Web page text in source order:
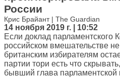
России
Крис Брайант | The Guardian
14 ноября 2019 г. | 10:52
Если доклад парламентского
российском вмешательстве
британским избирателям
партии тори есть что
бывший глава парламентской